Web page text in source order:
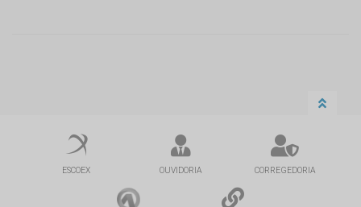
ESCOEX OUVIDORIA CORREGEDORIA